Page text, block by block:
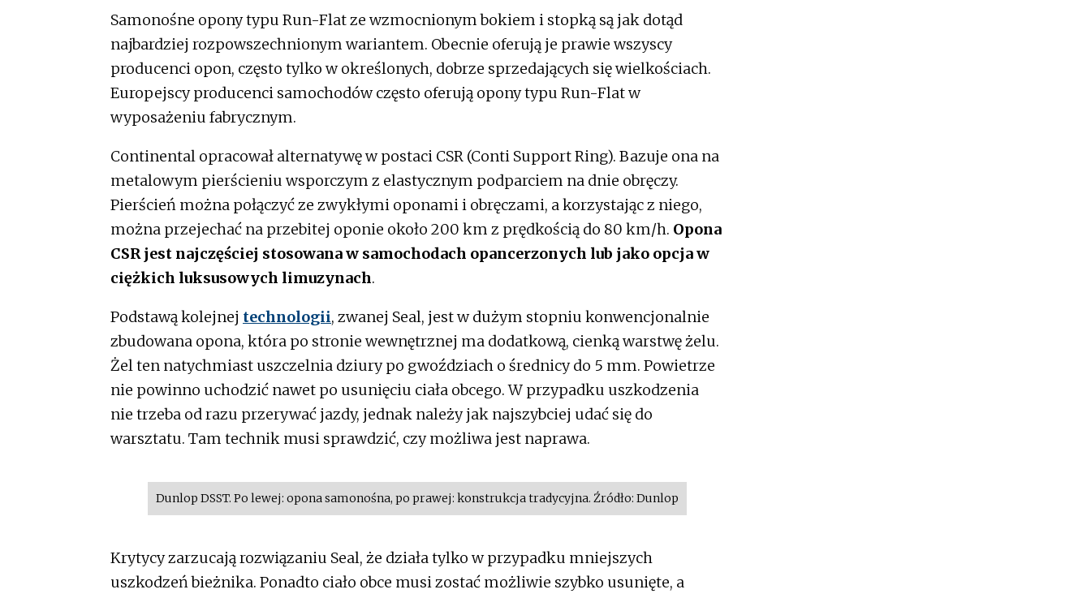
Samonośne opony typu Run-Flat ze wzmocnionym bokiem i stopką są jak dotąd
najbardziej rozpowszechnionym wariantem. Obecnie oferują je prawie wszyscy
producenci opon, często tylko w określonych, dobrze sprzedających się wielkościach.
Europejscy producenci samochodów często oferują opony typu Run-Flat w
wyposażeniu fabrycznym.
Continental opracował alternatywę w postaci CSR (Conti Support Ring). Bazuje ona na
metalowym pierścieniu wsporczym z elastycznym podparciem na dnie obręczy.
Pierścień można połączyć ze zwykłymi oponami i obręczami, a korzystając z niego,
można przejechać na przebitej oponie około 200 km z prędkością do 80 km/h. Opona
CSR jest najczęściej stosowana w samochodach opancerzonych lub jako opcja w
ciężkich luksusowych limuzynach.
Podstawą kolejnej technologii, zwanej Seal, jest w dużym stopniu konwencjonalnie
zbudowana opona, która po stronie wewnętrznej ma dodatkową, cienką warstwę żelu.
Żel ten natychmiast uszczelnia dziury po gwoździach o średnicy do 5 mm. Powietrze
nie powinno uchodzić nawet po usunięciu ciała obcego. W przypadku uszkodzenia
nie trzeba od razu przerywać jazdy, jednak należy jak najszybciej udać się do
warsztatu. Tam technik musi sprawdzić, czy możliwa jest naprawa.
Dunlop DSST. Po lewej: opona samonośna, po prawej: konstrukcja tradycyjna. Źródło: Dunlop
Krytycy zarzucają rozwiązaniu Seal, że działa tylko w przypadku mniejszych
uszkodzeń bieżnika. Ponadto ciało obce musi zostać możliwie szybko usunięte, a